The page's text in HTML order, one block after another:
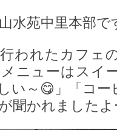
水苑中里本部で
われたカフェ
ニューはスイ
い～😋」「コ
聞かれましたよ